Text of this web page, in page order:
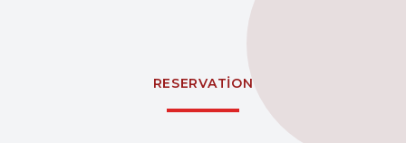
RESERVATION